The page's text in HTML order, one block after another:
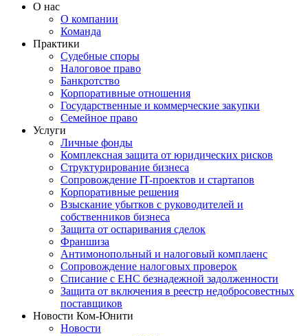
О нас
О компании
Команда
Практики
Судебные споры
Налоговое право
Банкротство
Корпоративные отношения
Государственные и коммерческие закупки
Семейное право
Услуги
Личные фонды
Комплексная защита от юридических рисков
Структурирование бизнеса
Сопровождение IT-проектов и стартапов
Корпоративные решения
Взыскание убытков с руководителей и
собственников бизнеса
Защита от оспаривания сделок
Франшиза
Антимонопольный и налоговый комплаенс
Сопровождение налоговых проверок
Списание с ЕНС безнадежной задолженности
Защита от включения в реестр недобросовестных
поставщиков
Новости Ком-Юнити
Новости